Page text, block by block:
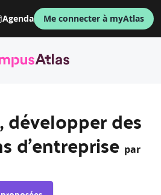
Agenda Me connecter à myAtlas
développer des
d'entreprise par